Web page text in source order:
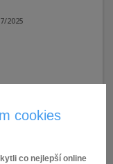
cookies
co nejlepší online
2025